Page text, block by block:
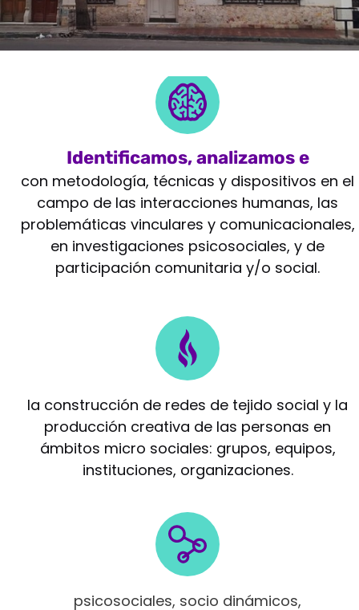
Identificamos, analizamos e
intervenimos
con metodología, técnicas y dispositivos en el
campo de las interacciones humanas, las
problemáticas vinculares y comunicacionales,
en investigaciones psicosociales, y de
participación comunitaria y/o social.
Potenciamos
la construcción de redes de tejido social y la
producción creativa de las personas en
ámbitos micro sociales: grupos, equipos,
instituciones, organizaciones.
Intervenimos en diferentes ámbitos
psicosociales, socio dinámicos,